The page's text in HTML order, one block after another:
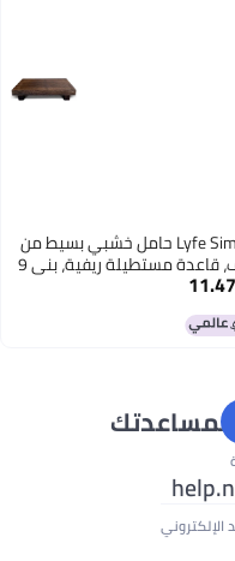
Lyfe Simple حامل خشبي بسيط من
لايف، قاعدة مستطيلة ريفية، بني 9
11.47
لمساعدتك
الإلكتروني